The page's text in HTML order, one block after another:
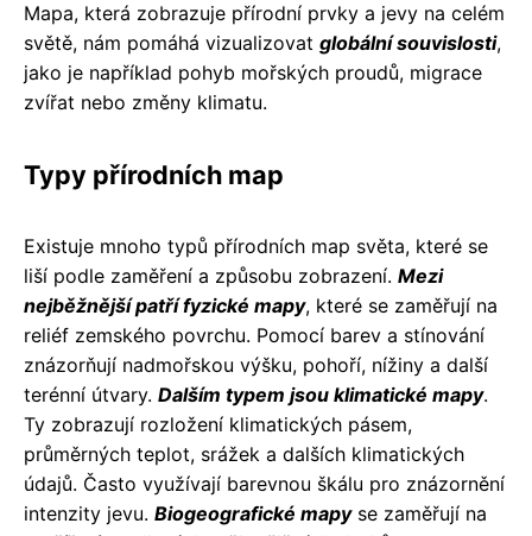
Mapa, která zobrazuje přírodní prvky a jevy na celém
světě, nám pomáhá vizualizovat globální souvislosti,
jako je například pohyb mořských proudů, migrace
zvířat nebo změny klimatu.
Typy přírodních map
Existuje mnoho typů přírodních map světa, které se
liší podle zaměření a způsobu zobrazení. Mezi
nejběžnější patří fyzické mapy, které se zaměřují na
reliéf zemského povrchu. Pomocí barev a stínování
znázorňují nadmořskou výšku, pohoří, nížiny a další
terénní útvary. Dalším typem jsou klimatické mapy.
Ty zobrazují rozložení klimatických pásem,
průměrných teplot, srážek a dalších klimatických
údajů. Často využívají barevnou škálu pro znázornění
intenzity jevu. Biogeografické mapyse zaměřují na